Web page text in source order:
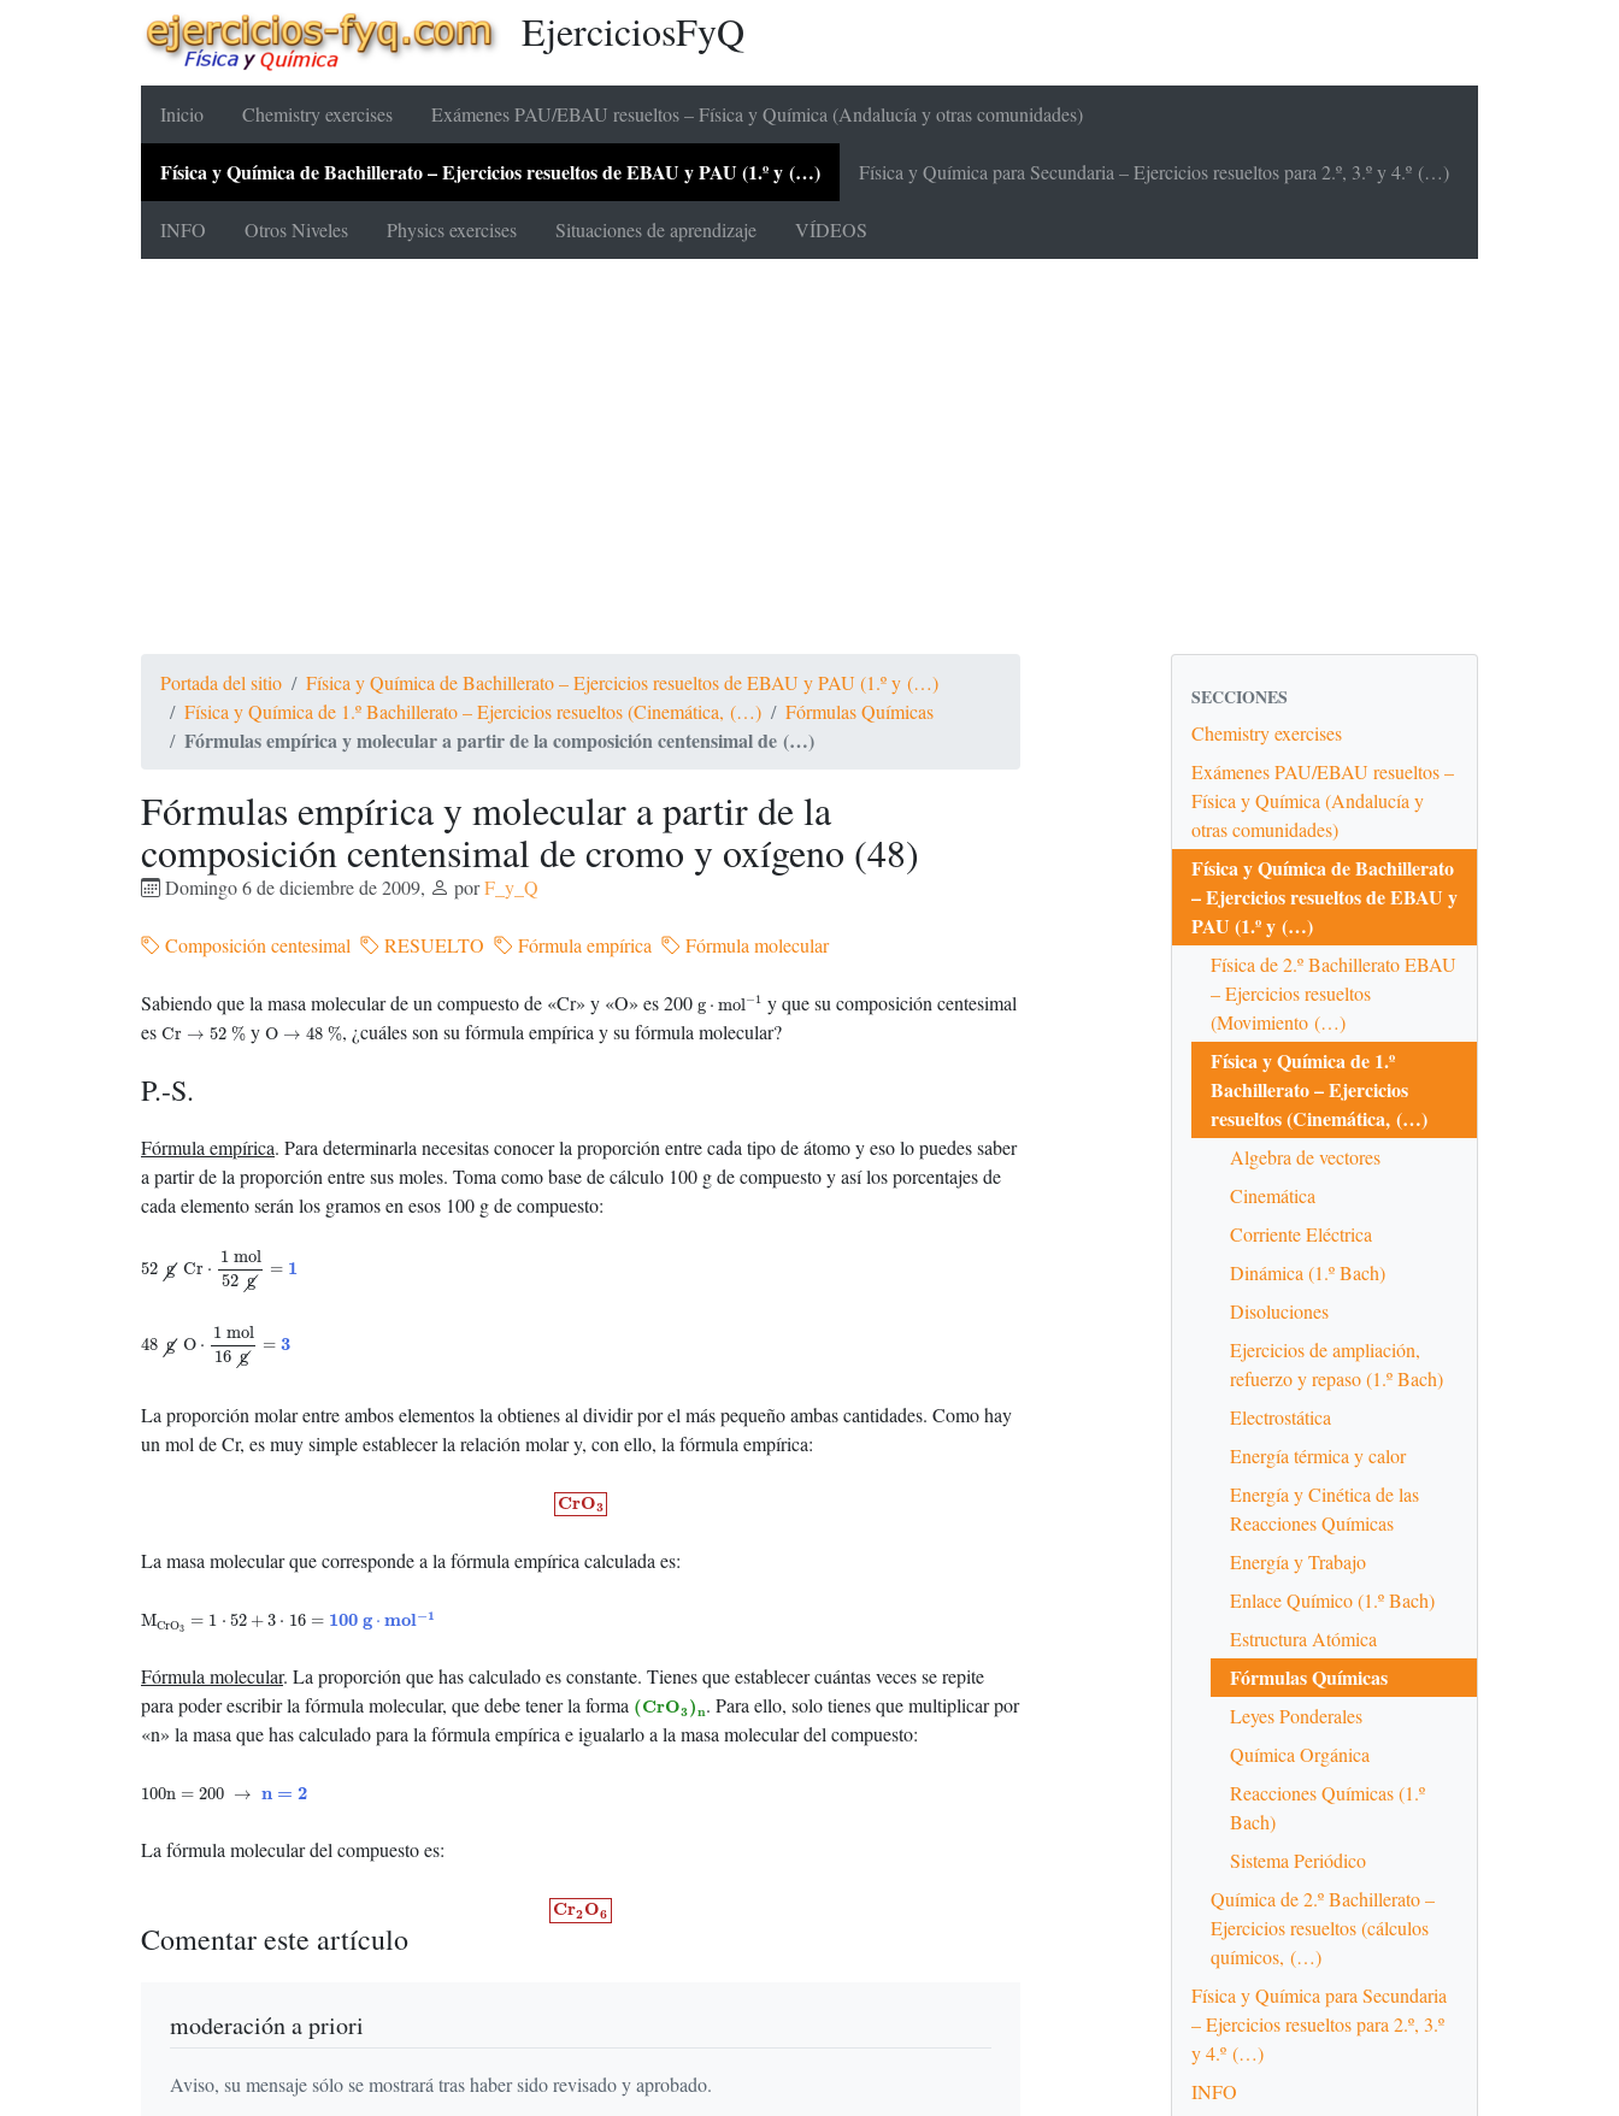
EjerciciosFyQ
Inicio Chemistry exercises Exámenes PAU/EBAU resueltos – Física y Química (Andalucía y otras comunidades)
Física y Química de Bachillerato – Ejercicios resueltos de EBAU y PAU (1.º y (…) Física y Química para Secundaria – Ejercicios resueltos para 2.º, 3.º y 4.º (…)
INFO Otros Niveles Physics exercises Situaciones de aprendizaje VÍDEOS
Portada del sitio
Física y Química de Bachillerato – Ejercicios resueltos de EBAU y PAU (1.º y (…)
Física y Química de 1.º Bachillerato – Ejercicios resueltos (Cinemática, (…)
Fórmulas Químicas
Fórmulas empírica y molecular a partir de la composición centensimal de (…)
Fórmulas empírica y molecular a partir de la
composición centensimal de cromo y oxígeno (48)
Domingo 6 de diciembre de 2009, porF_y_Q
Composición centesimal RESUELTO Fórmula empírica Fórmula molecular
Sabiendo que la masa molecular de un compuesto de «Cr» y «O» es 200 g ⋅ mol−1
−1 y que su composición centesimal
es Cr → 52 %
Cr→ 52 % yO → 48 %
O → 48 % , ¿cuáles son su fórmula empírica y su fórmula molecular?
P.-S.
Fórmula empírica. Para determinarla necesitas conocer la proporción entre cada tipo de átomo y eso lo puedes saber
a partir de la proporción entre sus moles. Toma como base de cálculo 100 g de compuesto y así los porcentajes de
cada elemento serán los gramos en esos 100 g de compuesto:
52 g Cr ⋅
1 mol
52 g
= 1
mol52
48 g O ⋅
1 mol
16 g
= 3
mol16
La proporción molar entre ambos elementos la obtienes al dividir por el más pequeño ambas cantidades. Como hay
un mol de Cr, es muy simple establecer la relación molar y, con ello, la fórmula empírica:
CrO3
CrO3
La masa molecular que corresponde a la fórmula empírica calculada es:
MCrO3 = 1 ⋅ 52 +3 ⋅ 16 = 100 g ⋅ mol−1
M 1 52+ ⋅ 16 100 ⋅mol
Fórmula molecular. La proporción que has calculado es constante. Tienes que establecer cuántas veces se repite
para poder escribir la fórmula molecular, que debe tener la forma (CrO3)n
(CrO3 n . Para ello, solo tienes que multiplicar por
«n» la masa que has calculado para la fórmula empírica e igualarlo a la masa molecular del compuesto:
100n = 200 → n = 2
100n =200 → n 2
La fórmula molecular del compuesto es:
Cr2O6
Cr2O6
Comentar este artículo
moderación a priori
Aviso, su mensaje sólo se mostrará tras haber sido revisado y aprobado.
SECCIONES
Chemistry exercises
Exámenes PAU/EBAU resueltos –
Física y Química (Andalucía y
otras comunidades)
Física y Química de Bachillerato
– Ejercicios resueltos de EBAU y
PAU (1.º y (…)
Física de 2.º Bachillerato EBAU
– Ejercicios resueltos
(Movimiento (…)
Física y Química de 1.º
Bachillerato – Ejercicios
resueltos (Cinemática, (…)
Algebra de vectores
Cinemática
Corriente Eléctrica
Dinámica (1.º Bach)
Disoluciones
Ejercicios de ampliación,
refuerzo y repaso (1.º Bach)
Electrostática
Energía térmica y calor
Energía y Cinética de las
Reacciones Químicas
Energía y Trabajo
Enlace Químico (1.º Bach)
Estructura Atómica
Fórmulas Químicas
Leyes Ponderales
Química Orgánica
Reacciones Químicas (1.º
Bach)
Sistema Periódico
Química de 2.º Bachillerato –
Ejercicios resueltos (cálculos
químicos, (…)
Física y Química para Secundaria
– Ejercicios resueltos para 2.º, 3.º
y 4.º (…)
INFO